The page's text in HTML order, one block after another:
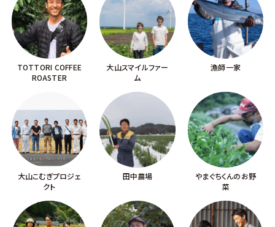
TOTTORI COFFEE
ROASTER
大山スマイルファー
ム
漁師一家
大山こむぎプロジェ
クト
田中農場
やまぐちくんのお野
菜